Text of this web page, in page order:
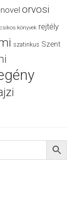
novel orvosi
könyvek rejtély
szatirikus Szent